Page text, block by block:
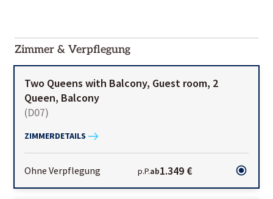
01-02
Zimmer & Verpflegung
Two Queens with Balcony, Guest room, 2
Queen, Balcony
(D07)
ZIMMERDETAILS
Ohne Verpflegung p.P.ab1.349 €